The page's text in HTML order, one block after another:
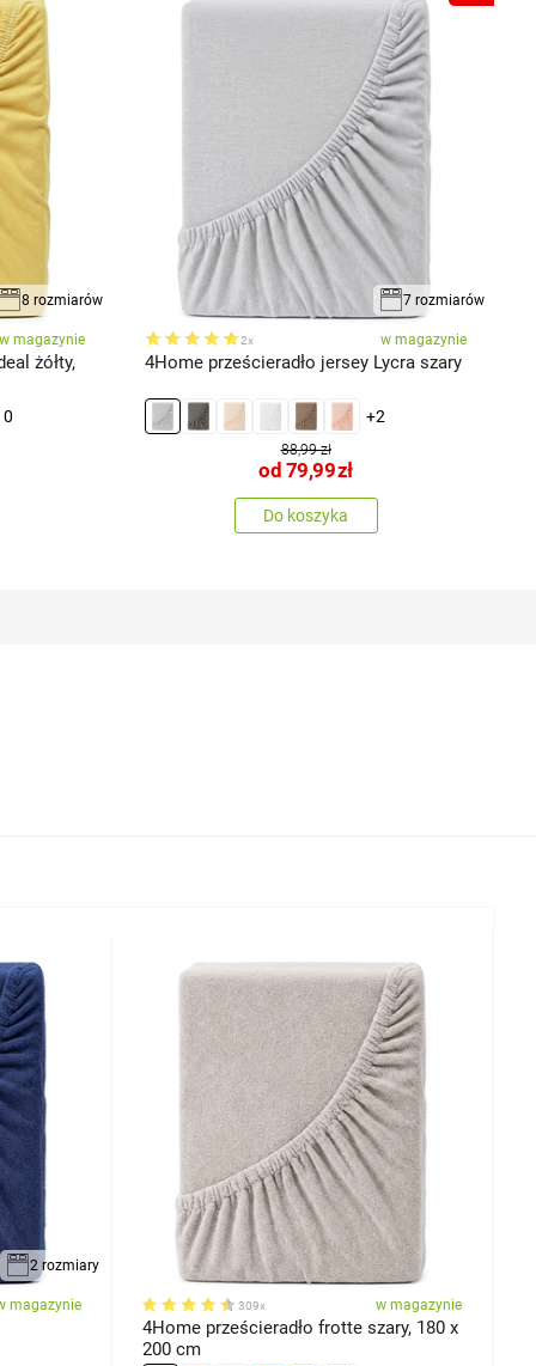
8 rozmiarów
w magazynie
żółty,
7 rozmiarów
2x w magazynie
4Home prześcieradło jersey Lycra szary
+2
88,99 zł
od 79,99zł
Do koszyka
2 rozmiary
magazynie 309x w magazynie
4Home prześcieradło frotte szary, 180 x
200 cm